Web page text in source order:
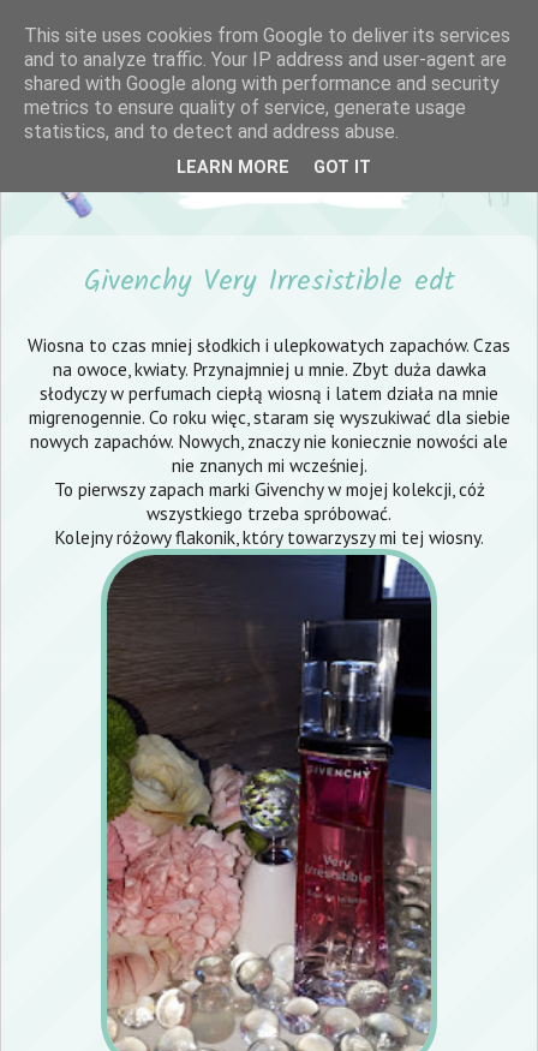
Givenchy Very Irresistible edt
Wiosna to czas mniej słodkich i ulepkowatych zapachów. Czas
na owoce, kwiaty. Przynajmniej u mnie. Zbyt duża dawka
słodyczy w perfumach ciepłą wiosną i latem działa na mnie
migrenogennie. Co roku więc, staram się wyszukiwać dla siebie
nowych zapachów. Nowych, znaczy nie koniecznie nowości ale
nie znanych mi wcześniej.
To pierwszy zapach marki Givenchy w mojej kolekcji, cóż
wszystkiego trzeba spróbować.
Kolejny różowy flakonik, który towarzyszy mi tej wiosny.
This site uses cookies from Google to deliver its services
and to analyze traffic. Your IP address and user-agent are
shared with Google along with performance and security
metrics to ensure quality of service, generate usage
statistics, and to detect and address abuse.
LEARN MORE GOT IT